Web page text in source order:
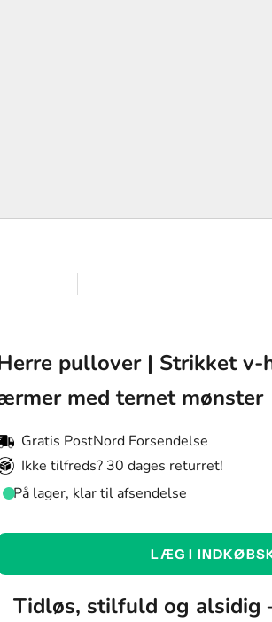
pullover | Strikket v-
med ternet mønster
Gratis PostNord Forsendelse
Ikke tilfreds? 30 dages returret!
På lager, klar til afsendelse
Farve:
Farve
Størrelse:
LÆG I
Tidløs, stilfuld og alsidig